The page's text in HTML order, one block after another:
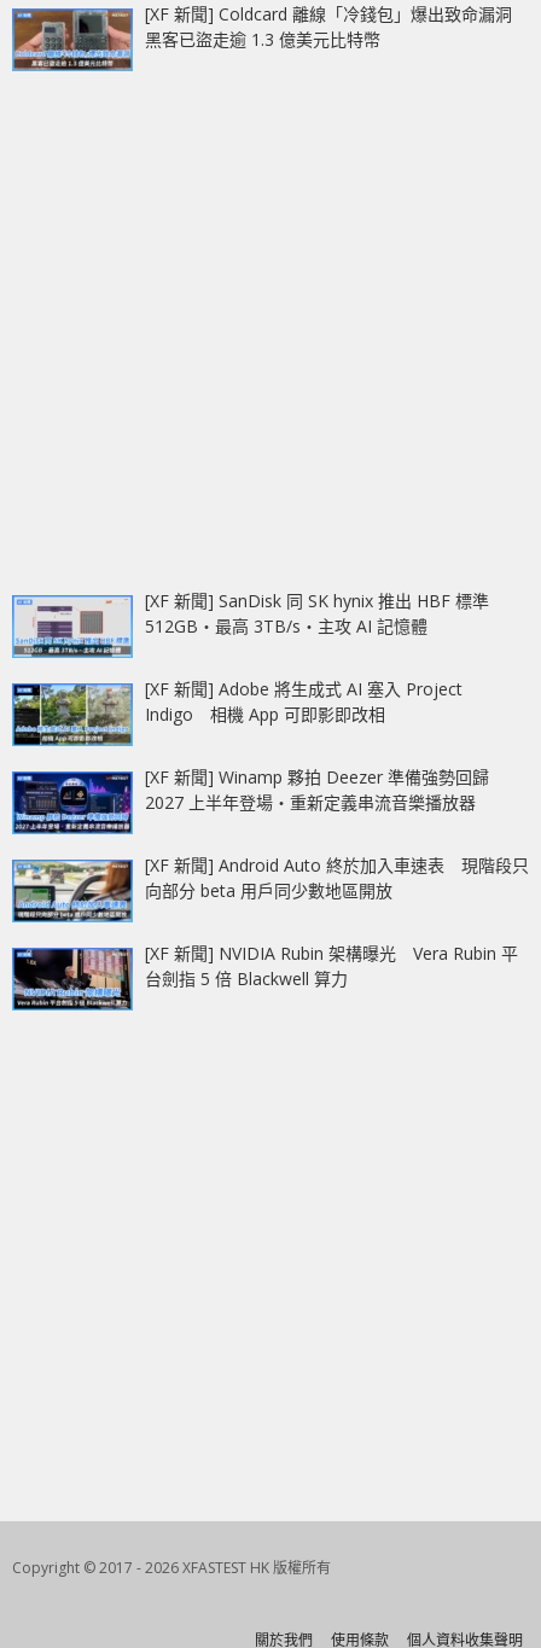
[XF 新聞] Coldcard 離線「冷錢包」爆出致命漏洞
黑客已盜走逾 1.3 億美元比特幣
[XF 新聞] SanDisk 同 SK hynix 推出 HBF 標準
512GB‧最高 3TB/s‧主攻 AI 記憶體
[XF 新聞] Adobe 將生成式 AI 塞入 Project
Indigo 相機 App 可即影即改相
[XF 新聞] Winamp 夥拍 Deezer 準備強勢回歸
2027 上半年登場‧重新定義串流音樂播放器
[XF 新聞] Android Auto 終於加入車速表 現階段只
向部分 beta 用戶同少數地區開放
[XF 新聞] NVIDIA Rubin 架構曝光 Vera Rubin 平
台劍指 5 倍 Blackwell 算力
Copyright © 2017 - 2026 XFASTEST HK 版權所有
關於我們 使用條款 個人資料收集聲明